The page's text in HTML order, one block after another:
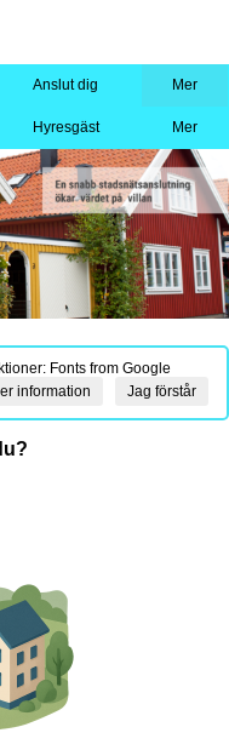
Anslut dig Mer
Hyresgäst Mer
Fonts from Google
Jag förstår
information